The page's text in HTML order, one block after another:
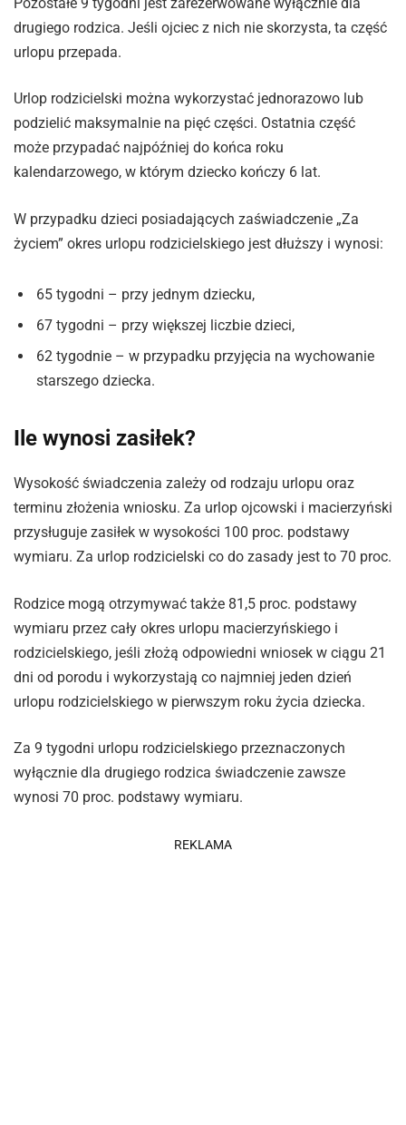
drugiego rodzica. Jeśli ojciec z nich nie skorzysta, ta część
urlopu przepada.
Urlop rodzicielski można wykorzystać jednorazowo lub
podzielić maksymalnie na pięć części. Ostatnia część
może przypadać najpóźniej do końca roku
kalendarzowego, w którym dziecko kończy 6 lat.
W przypadku dzieci posiadających zaświadczenie „Za
życiem” okres urlopu rodzicielskiego jest dłuższy i wynosi:
65 tygodni – przy jednym dziecku,
67 tygodni – przy większej liczbie dzieci,
62 tygodnie – w przypadku przyjęcia na wychowanie
starszego dziecka.
Ile wynosi zasiłek?
Wysokość świadczenia zależy od rodzaju urlopu oraz
terminu złożenia wniosku. Za urlop ojcowski i macierzyński
przysługuje zasiłek w wysokości 100 proc. podstawy
wymiaru. Za urlop rodzicielski co do zasady jest to 70 proc.
Rodzice mogą otrzymywać także 81,5 proc. podstawy
wymiaru przez cały okres urlopu macierzyńskiego i
rodzicielskiego, jeśli złożą odpowiedni wniosek w ciągu 21
dni od porodu i wykorzystają co najmniej jeden dzień
urlopu rodzicielskiego w pierwszym roku życia dziecka.
Za 9 tygodni urlopu rodzicielskiego przeznaczonych
wyłącznie dla drugiego rodzica świadczenie zawsze
wynosi 70 proc. podstawy wymiaru.
REKLAMA